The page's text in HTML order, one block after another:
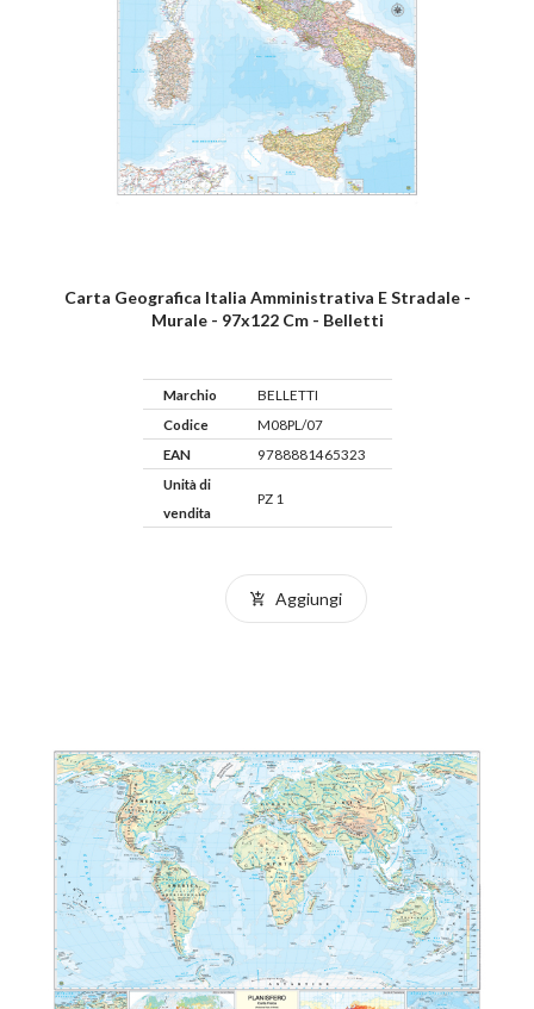
Carta Geografica Italia Amministrativa E Stradale -
Murale - 97x122 Cm - Belletti
Marchio
BELLETTI
Codice
M08PL/07
EAN
9788881465323
Unità di
vendita
PZ 1
Aggiungi